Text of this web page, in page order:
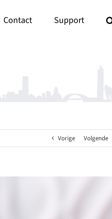
Contact Support
Vorige Volgende